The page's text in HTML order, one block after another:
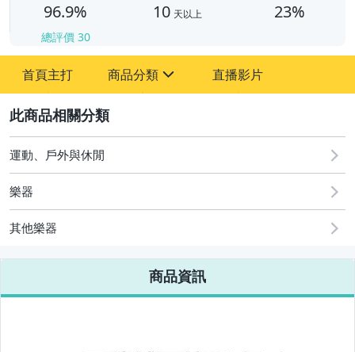
96.9%
總評價 30
10 天以上 23%
首頁主打 商品分類
汽機車精品百貨
居家、家具與園藝
直播影片
運動、戶外與休閒
樂器
其他樂器
商品資訊